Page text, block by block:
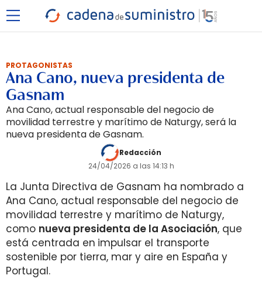
PROTAGONISTAS
Ana Cano, nueva presidenta de
Gasnam
Ana Cano, actual responsable del negocio de
movilidad terrestre y marítimo de Naturgy, será la
nueva presidenta de Gasnam.
Redacción
24/04/2026 a las 14:13 h
La Junta Directiva de Gasnam ha nombrado a
Ana Cano, actual responsable del negocio de
movilidad terrestre y marítimo de Naturgy,
como nueva presidenta de la Asociación, que
está centrada en impulsar el transporte
sostenible por tierra, mar y aire en España y
Portugal.